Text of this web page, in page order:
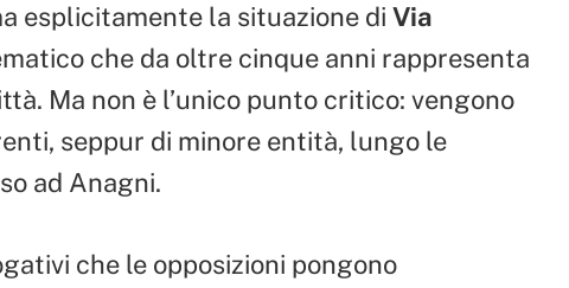
esplicitamente la situazione di Via
che da oltre cinque anni rappresenta
Ma non è l’unico punto critico: vengono
seppur di minore entità, lungo le
ad Anagni.
che le opposizioni pongono